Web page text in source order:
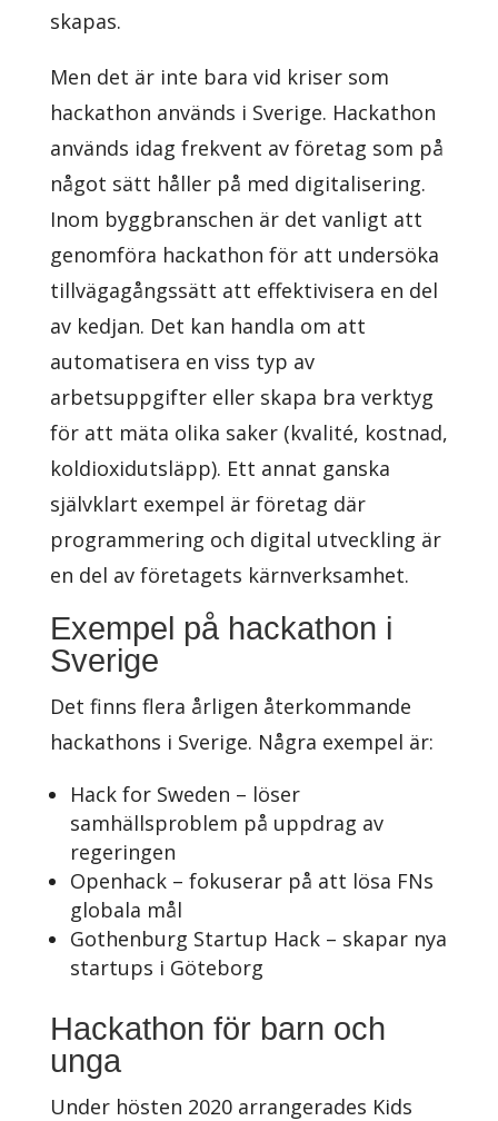
skapas.
Men det är inte bara vid kriser som
hackathon används i Sverige. Hackathon
används idag frekvent av företag som på
något sätt håller på med digitalisering.
Inom byggbranschen är det vanligt att
genomföra hackathon för att undersöka
tillvägagångssätt att effektivisera en del
av kedjan. Det kan handla om att
automatisera en viss typ av
arbetsuppgifter eller skapa bra verktyg
för att mäta olika saker (kvalité, kostnad,
koldioxidutsläpp). Ett annat ganska
självklart exempel är företag där
programmering och digital utveckling är
en del av företagets kärnverksamhet.
Exempel på hackathon i
Sverige
Det finns flera årligen återkommande
hackathons i Sverige. Några exempel är:
Hack for Sweden – löser
samhällsproblem på uppdrag av
regeringen
Openhack – fokuserar på att lösa FNs
globala mål
Gothenburg Startup Hack – skapar nya
startups i Göteborg
Hackathon för barn och
unga
Under hösten 2020 arrangerades Kids